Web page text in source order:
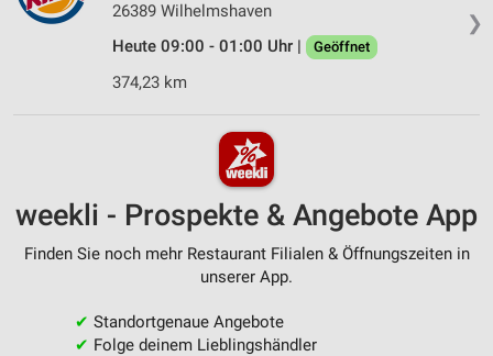
❯
26389 Wilhelmshaven
Heute 09:00 - 01:00 Uhr |
Geöffnet
374,23 km
weekli - Prospekte & Angebote App
Finden Sie noch mehr Restaurant Filialen & Öffnungszeiten in
unserer App.
✔ Standortgenaue Angebote
✔ Folge deinem Lieblingshändler